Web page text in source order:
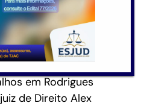
temos de
carinhoso”,
cível da
em Rodrigues
de Direito Alex